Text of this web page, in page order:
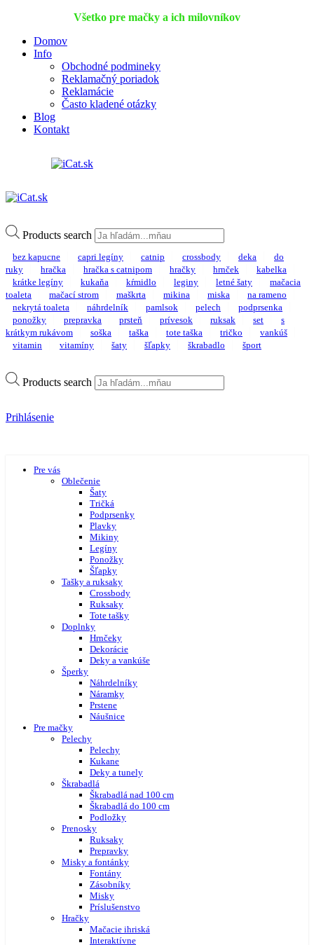
Všetko pre mačky a ich milovníkov
Domov
Info
Obchodné podmineky
Reklamačný poriadok
Reklamácie
Často kladené otázky
Blog
Kontakt
Products search
bez kapucne capri legíny catnip crossbody deka
do
ruky
hračka hračka s catnipom hračky hrnček
kabelka
krátke legíny
kukaňa kŕmidlo leginy letné šaty
mačacia
toaleta
mačací strom maškrta mikina miska
na rameno
nekrytá toaleta
náhrdelník pamlsok pelech
podprsenka
ponožky
prepravka prsteň prívesok ruksak set
s
krátkym rukávom
soška taška tote taška tričko
vankúš
vitamin
vitamíny šaty šľapky škrabadlo šport
Products search
Prihlásenie
Pre vás
Oblečenie
Šaty
Tričká
Podprsenky
Plavky
Mikiny
Legíny
Ponožky
Šľapky
Tašky a ruksaky
Crossbody
Ruksaky
Tote tašky
Doplnky
Hrnčeky
Dekorácie
Deky a vankúše
Šperky
Náhrdelníky
Náramky
Prstene
Náušnice
Pre mačky
Pelechy
Pelechy
Kukane
Deky a tunely
Škrabadlá
Škrabadlá nad 100 cm
Škrabadlá do 100 cm
Podložky
Prenosky
Ruksaky
Prepravky
Misky a fontánky
Fontány
Zásobníky
Misky
Príslušenstvo
Hračky
Mačacie ihriská
Interaktívne